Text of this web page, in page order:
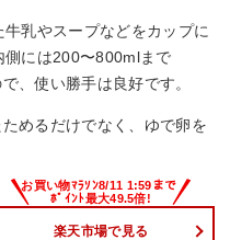
乳やスープなどをカップに
側には200〜800mlまで
、使い勝手は良好です。
めるだけでなく、ゆで卵を
楽天市場で見る